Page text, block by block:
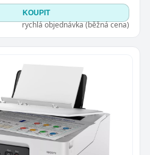
KOUPIT
rychlá objednávka (běžná cena)